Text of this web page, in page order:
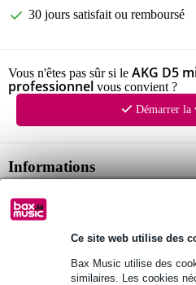
Ce site web utilise des
Bax Music utilise des
similaires. Les cookies
30 jours satisfait ou remboursé
Vous n'êtes pas sûr si le AKG D5
professionnel vous convient ?
Démarrer la
Informations
directivité : supercardioïde
réponse en fréquence : 70 Hz -
sensibilité : 2,6 mV/Pa (-52
Afficher toutes les caractéristiques